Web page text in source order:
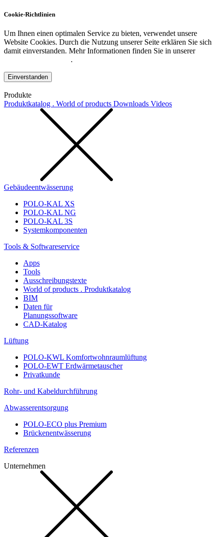
Cookie-Richtlinien
Um Ihnen einen optimalen Service zu bieten, verwendet unsere
Website Cookies. Durch die Nutzung unserer Seite erklären Sie sich
damit einverstanden. Mehr Informationen finden Sie in unserer
.
Einverstanden
Produkte
Produktkatalog . World of products Downloads Videos
Gebäudeentwässerung
POLO-KAL XS
POLO-KAL NG
POLO-KAL 3S
Systemkomponenten
Tools & Softwareservice
Apps
Tools
Ausschreibungstexte
World of products . Produktkatalog
BIM
Daten für
Planungssoftware
CAD-Katalog
Lüftung
POLO-KWL Komfortwohnraumlüftung
POLO-EWT Erdwärmetauscher
Privatkunde
Rohr- und Kabeldurchführung
Abwasserentsorgung
POLO-ECO plus Premium
Brückenentwässerung
Referenzen
Unternehmen